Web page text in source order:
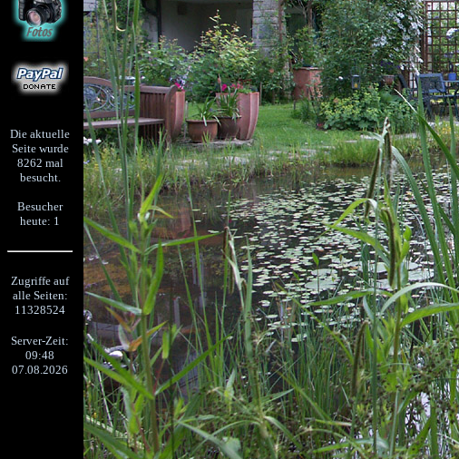
Die aktuelle
Seite wurde
8262 mal
besucht.
Besucher
heute: 1
Zugriffe auf
alle Seiten:
11328524
Server-Zeit:
09:48
07.08.2026